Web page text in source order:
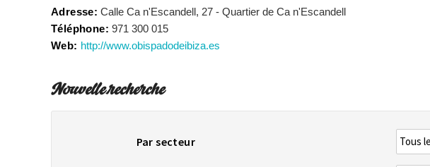
Adresse: Calle Ca n'Escandell, 27 - Quartier de Ca n'Escandell
Téléphone: 971 300 015
Web: http://www.obispadodeibiza.es
Nouvelle recherche
Par secteur